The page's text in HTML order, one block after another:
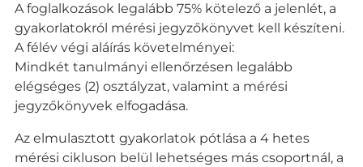
A foglalkozások legalább 75% kötelező a jelenlét, a
gyakorlatokról mérési jegyzőkönyvet kell készíteni.
A félév végi aláírás követelményei:
Mindkét tanulmányi ellenőrzésen legalább
elégséges (2) osztályzat, valamint a mérési
jegyzőkönyvek elfogadása.
Az elmulasztott gyakorlatok pótlása a 4 hetes
mérési cikluson belül lehetséges más csoportnál, a